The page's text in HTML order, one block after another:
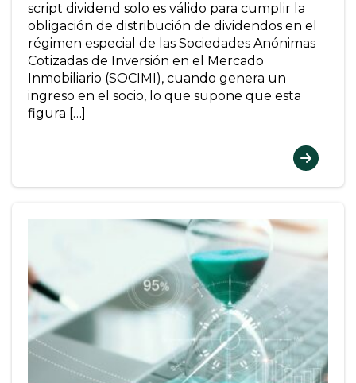
script dividend solo es válido para cumplir la
obligación de distribución de dividendos en el
régimen especial de las Sociedades Anónimas
Cotizadas de Inversión en el Mercado
Inmobiliario (SOCIMI), cuando genera un
ingreso en el socio, lo que supone que esta
figura […]